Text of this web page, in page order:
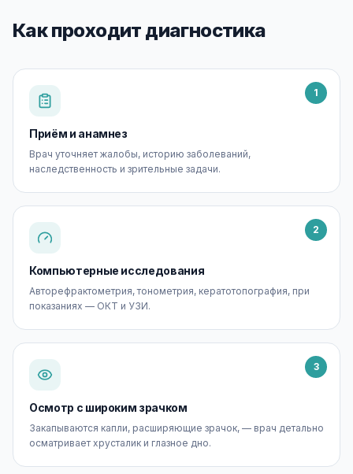
Как проходит диагностика
1
Приём и анамнез
Врач уточняет жалобы, историю заболеваний,
наследственность и зрительные задачи.
2
Компьютерные исследования
Авторефрактометрия, тонометрия, кератотопография, при
показаниях — ОКТ и УЗИ.
3
Осмотр с широким зрачком
Закапываются капли, расширяющие зрачок, — врач детально
осматривает хрусталик и глазное дно.